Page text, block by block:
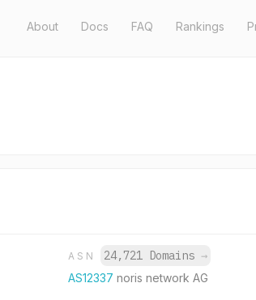
About Docs FAQ Rankings
ASN 24,721 Domains →
AS12337 noris network AG